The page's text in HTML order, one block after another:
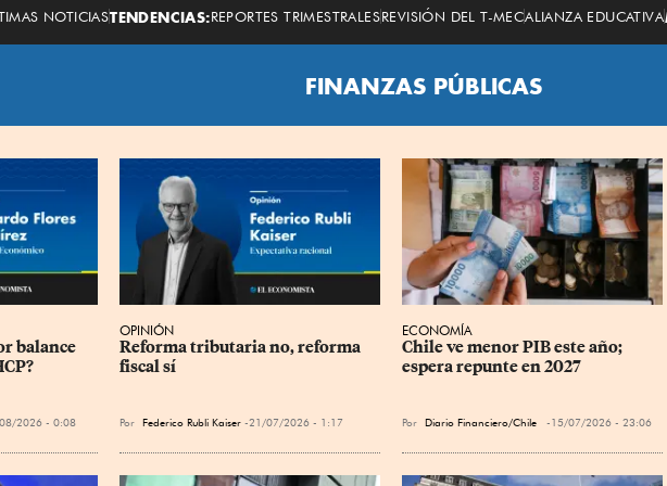
NOTICIASTENDENCIAS:REPORTES TRIMESTRALESREVISIÓN DEL T-MECALIANZA EDUCATIVA
FINANZAS PÚBLICAS
balance
2026 - 0:08
OPINIÓN
Reforma tributaria no, reforma
fiscal sí
Por Federico Rubli Kaiser 21/07/2026 - 1:17
ECONOMÍA
Chile ve menor PIB este año;
espera repunte en 2027
Por Diario Financiero/Chile 15/07/2026 - 23:06